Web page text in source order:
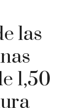
las
1,50